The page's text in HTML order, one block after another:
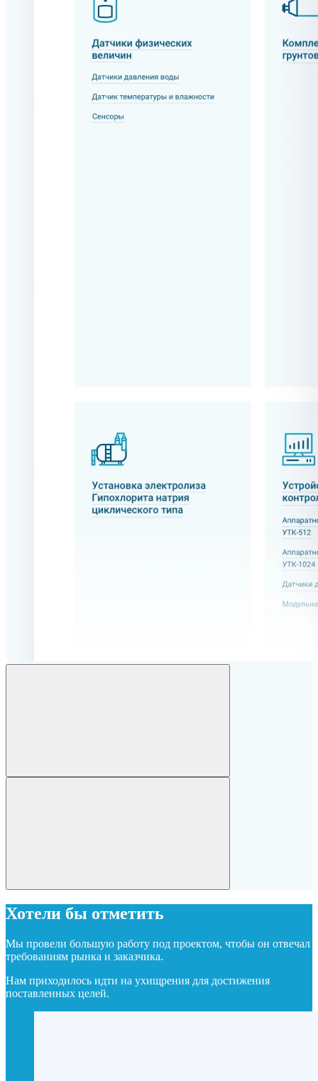
Хотели бы отметить
Мы провели большую работу под проектом, чтобы он отвечал
требованиям рынка и заказчика.
Нам приходилось идти на ухищрения для достижения
поставленных целей.